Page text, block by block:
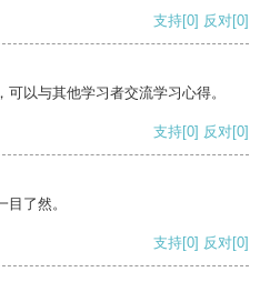
支持[0] 反对[0]
以与其他学习者交流学习心得。
支持[0] 反对[0]
了然。
支持[0] 反对[0]